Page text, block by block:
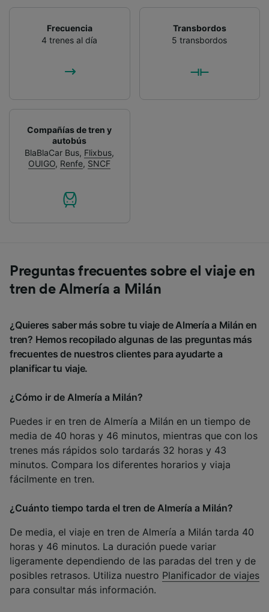
Frecuencia
4 trenes al día
Transbordos
5 transbordos
Compañías de tren y
autobús
BlaBlaCar Bus, Flixbus,
OUIGO, Renfe, SNCF
Preguntas frecuentes sobre el viaje en
tren de Almería a Milán
¿Quieres saber más sobre tu viaje de Almería a Milán en
tren? Hemos recopilado algunas de las preguntas más
frecuentes de nuestros clientes para ayudarte a
planificar tu viaje.
¿Cómo ir de Almería a Milán?
Puedes ir en tren de Almería a Milán en un tiempo de
media de 40 horas y 46 minutos, mientras que con los
trenes más rápidos solo tardarás 32 horas y 43
minutos. Compara los diferentes horarios y viaja
fácilmente en tren.
¿Cuánto tiempo tarda el tren de Almería a Milán?
De media, el viaje en tren de Almería a Milán tarda 40
horas y 46 minutos. La duración puede variar
ligeramente dependiendo de las paradas del tren y de
posibles retrasos. Utiliza nuestro Planificador de viajes
para consultar más información.